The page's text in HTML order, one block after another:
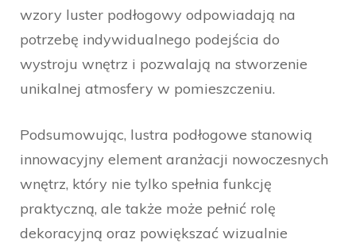
wzory luster podłogowy odpowiadają na
potrzebę indywidualnego podejścia do
wystroju wnętrz i pozwalają na stworzenie
unikalnej atmosfery w pomieszczeniu.
Podsumowując, lustra podłogowe stanowią
innowacyjny element aranżacji nowoczesnych
wnętrz, który nie tylko spełnia funkcję
praktyczną, ale także może pełnić rolę
dekoracyjną oraz powiększać wizualnie